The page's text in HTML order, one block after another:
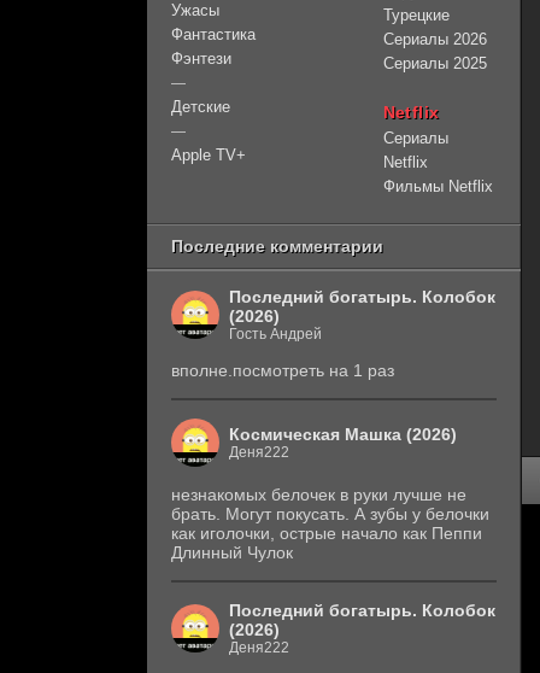
Ужасы
Фантастика
Фэнтези
—
Детские
—
Apple TV+
Турецкие
Сериалы 2026
Сериалы 2025
Netflix
Сериалы
Netflix
Фильмы Netflix
Последние комментарии
Последний богатырь. Колобок
(2026)
Гость Андрей
вполне.посмотреть на 1 раз
Космическая Машка (2026)
Деня222
незнакомых белочек в руки лучше не
брать. Могут покусать. А зубы у белочки
как иголочки, острые начало как Пеппи
Длинный Чулок
Последний богатырь. Колобок
(2026)
Деня222